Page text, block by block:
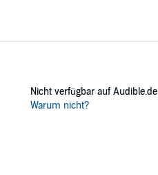
Nicht verfügbar auf Audible.de
Warum nicht?